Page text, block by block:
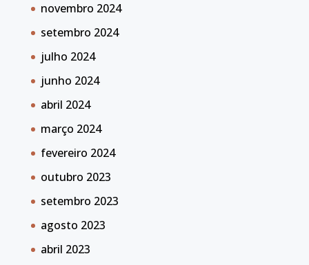
novembro 2024
setembro 2024
julho 2024
junho 2024
abril 2024
março 2024
fevereiro 2024
outubro 2023
setembro 2023
agosto 2023
abril 2023